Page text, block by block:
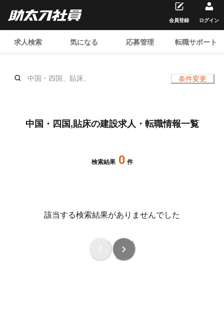
求人検索 気になる 応募管理 転職サポート
会員登録 ログイン
中国・四国、貼床、 条件変更
中国・四国,貼床の建設求人・転職情報一覧
検索結果 0 件
該当する検索結果がありませんでした